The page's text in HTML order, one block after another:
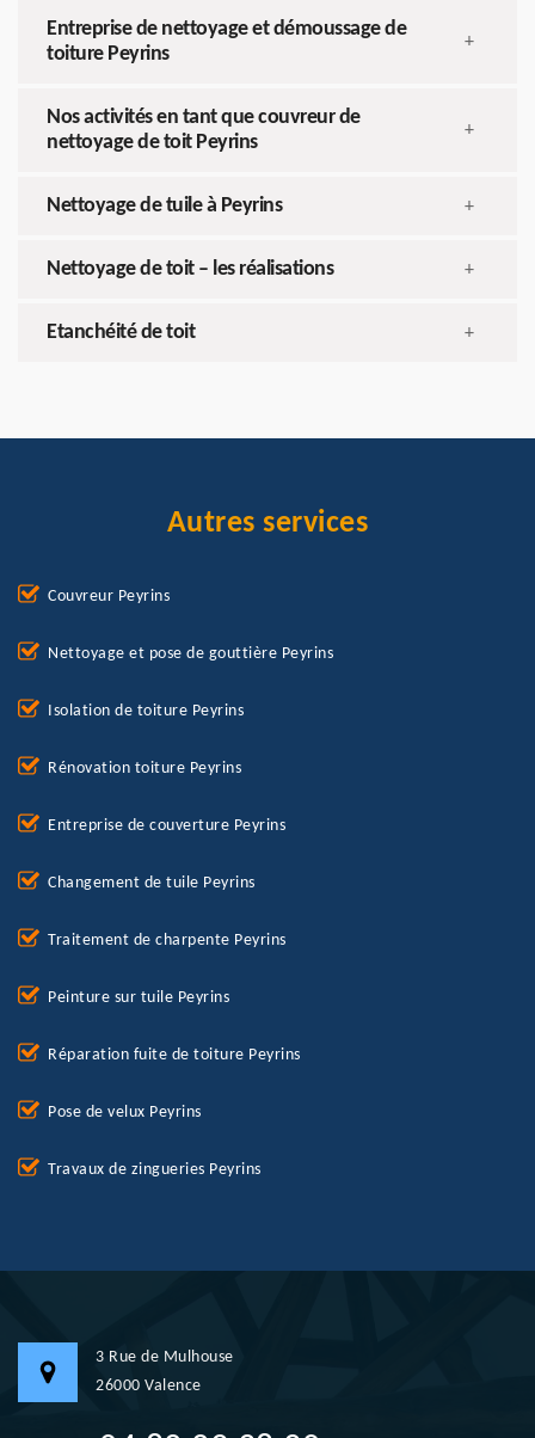
Entreprise de nettoyage et démoussage de
toiture Peyrins
+
Nos activités en tant que couvreur de
nettoyage de toit Peyrins
+
Nettoyage de tuile à Peyrins +
Nettoyage de toit – les réalisations +
Etanchéité de toit +
Autres services
Couvreur Peyrins
Nettoyage et pose de gouttière Peyrins
Isolation de toiture Peyrins
Rénovation toiture Peyrins
Entreprise de couverture Peyrins
Changement de tuile Peyrins
Traitement de charpente Peyrins
Peinture sur tuile Peyrins
Réparation fuite de toiture Peyrins
Pose de velux Peyrins
Travaux de zingueries Peyrins
3 Rue de Mulhouse
26000 Valence